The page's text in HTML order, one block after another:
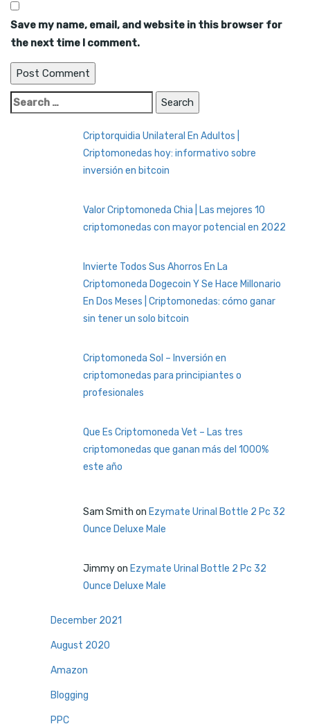
Save my name, email, and website in this browser for
the next time I comment.
Search
for:
Criptorquidia Unilateral En Adultos |
Criptomonedas hoy: informativo sobre
inversión en bitcoin
Valor Criptomoneda Chia | Las mejores 10
criptomonedas con mayor potencial en 2022
Invierte Todos Sus Ahorros En La
Criptomoneda Dogecoin Y Se Hace Millonario
En Dos Meses | Criptomonedas: cómo ganar
sin tener un solo bitcoin
Criptomoneda Sol – Inversión en
criptomonedas para principiantes o
profesionales
Que Es Criptomoneda Vet – Las tres
criptomonedas que ganan más del 1000%
este año
Sam Smith on Ezymate Urinal Bottle 2 Pc 32
Ounce Deluxe Male
Jimmyon Ezymate Urinal Bottle 2 Pc 32
Ounce Deluxe Male
December 2021
August 2020
Amazon
Blogging
PPC